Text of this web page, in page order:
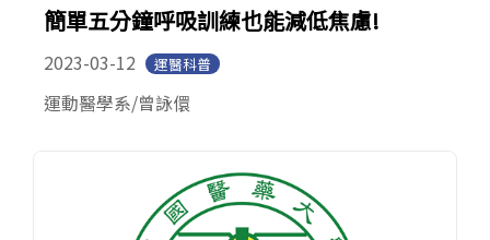
簡單五分鐘呼吸訓練也能減低焦慮!
2023-03-12 運醫科普
運動醫學系/曾詠儇